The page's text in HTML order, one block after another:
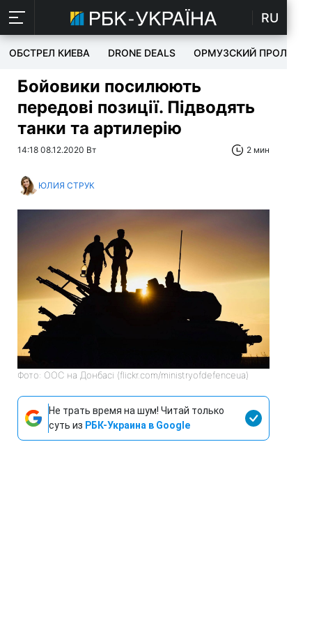
RU
ОБСТРЕЛ КИЕВА DRONE DEALS ОРМУЗСКИЙ ПРОЛИВ
Бойовики посилюють
передові позиції. Підводять
танки та артилерію
14:18 08.12.2020 Вт 2 мин
ЮЛИЯ СТРУК
Фото: ООС на Донбасі (flickr.com/ministryofdefenceua)
Не трать время на шум! Читай только
суть из РБК-Украина в Google